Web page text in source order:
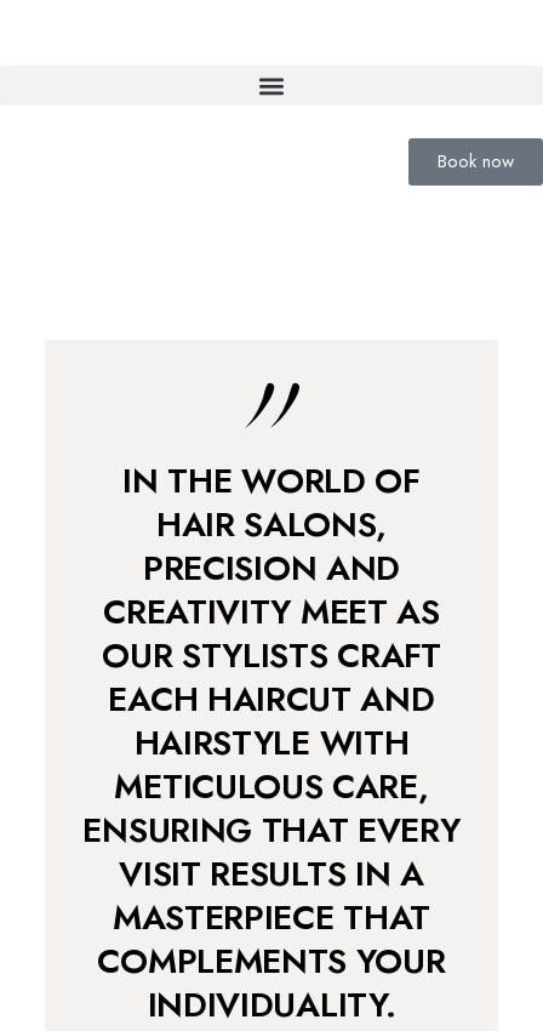
Book now
IN THE WORLD OF
HAIR SALONS,
PRECISION AND
CREATIVITY MEET AS
OUR STYLISTS CRAFT
EACH HAIRCUT AND
HAIRSTYLE WITH
METICULOUS CARE,
ENSURING THAT EVERY
VISIT RESULTS IN A
MASTERPIECE THAT
COMPLEMENTS YOUR
INDIVIDUALITY.